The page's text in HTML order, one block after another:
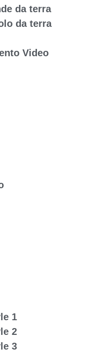
da terra
da terra
Video
1
2
3